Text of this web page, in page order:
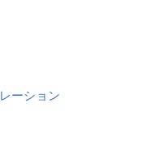
ーション